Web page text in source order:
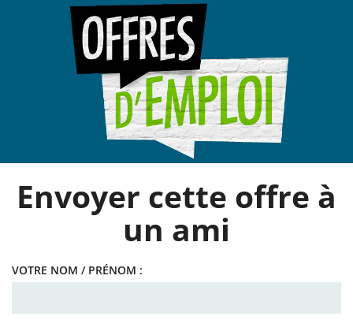
Envoyer cette offre à
un ami
VOTRE NOM / PRÉNOM :
Panneau de gestion des cookies